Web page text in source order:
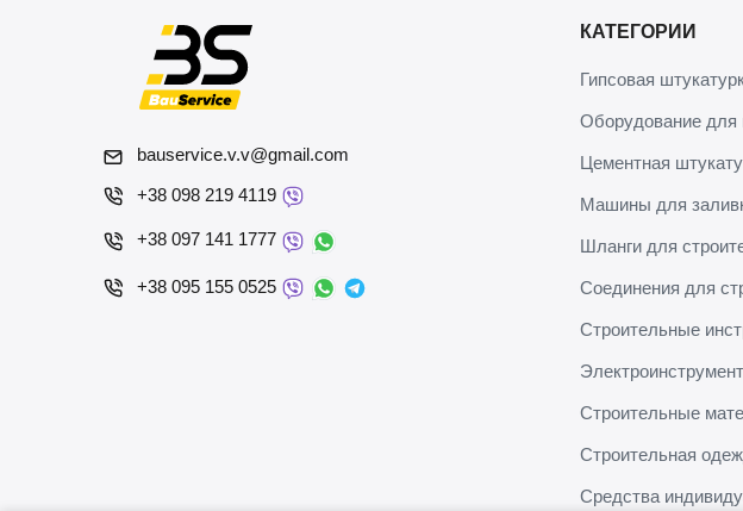
bauservice.v.v@gmail.com
+38 098 219 4119
+38 097 141 1777
+38 095 155 0525
КАТЕГОРИИ
Гипсовая
Оборудование для
Цементная
Машины для
Шланги для
Соединения для
Строительные
Электроинструмент
Строительные
Строительная
Средства